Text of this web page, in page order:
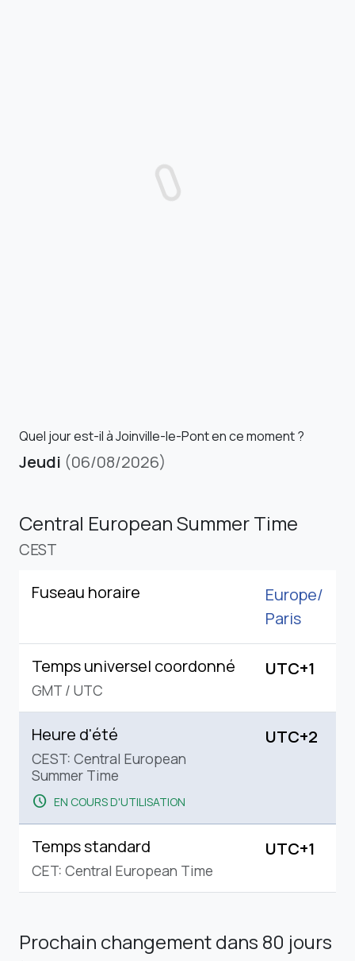
Quel jour est-il à Joinville-le-Pont en ce moment ?
Jeudi (06/08/2026)
Central European Summer Time
CEST
Fuseau horaire
Europe/
Paris
Temps universel coordonné
GMT / UTC
UTC+1
Heure d'été
CEST: Central European
Summer Time
schedule EN COURS D'UTILISATION
UTC+2
Temps standard
CET: Central European Time
UTC+1
Prochain changementdans 80 jours